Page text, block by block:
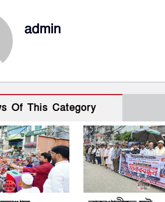
admin
Of This Category